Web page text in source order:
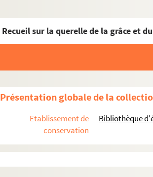
Recueil sur la querelle de la grâce et
Présentation globale de la
Etablissement de
conservation
Bibliothèque